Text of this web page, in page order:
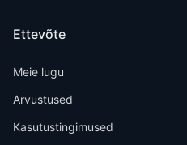
Ettevõte
Meie lugu
Arvustused
Kasutustingimused